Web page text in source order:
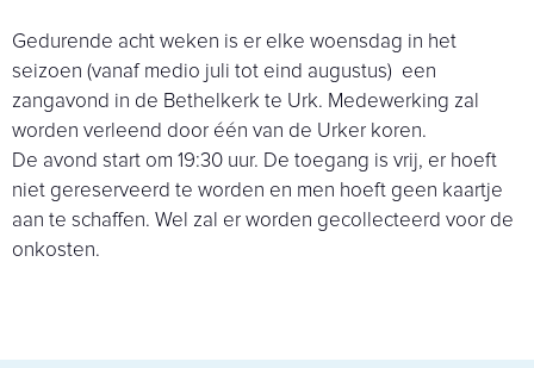
Gedurende acht weken is er elke woensdag in het
seizoen (vanaf medio juli tot eind augustus) een
zangavond in de Bethelkerk te Urk. Medewerking zal
worden verleend door één van de Urker koren.
De avond start om 19:30 uur. De toegang is vrij, er hoeft
niet gereserveerd te worden en men hoeft geen kaartje
aan te schaffen. Wel zal er worden gecollecteerd voor de
onkosten.